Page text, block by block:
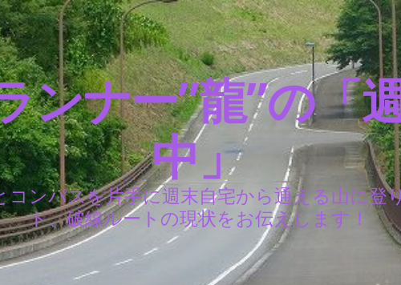
ンナー”龍”の「
中」
コンパスを片手に週末自宅から通える山に登
ト、破線ルートの現状をお伝えします！